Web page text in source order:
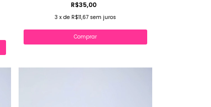
R$35,00
3 x de R$11,67 sem juros
Comprar